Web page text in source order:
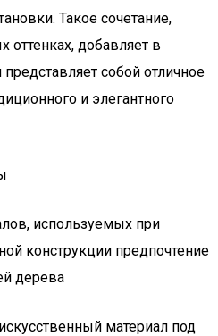
Такое сочетание,
оттенках, добавляет в
собой отличное
и элегантного
используемых при
конструкции предпочтение
дерева
материал под